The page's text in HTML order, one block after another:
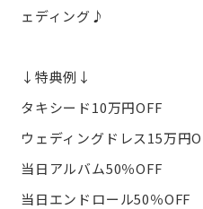
ェディング♪
↓特典例↓
タキシード10万円OFF
ウェディングドレス15万円
当日アルバム50％OFF
当日エンドロール50％OFF